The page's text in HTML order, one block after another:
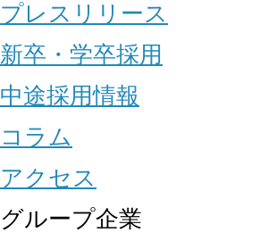
プレスリリース
新卒・学卒採用
中途採用情報
コラム
アクセス
グループ企業